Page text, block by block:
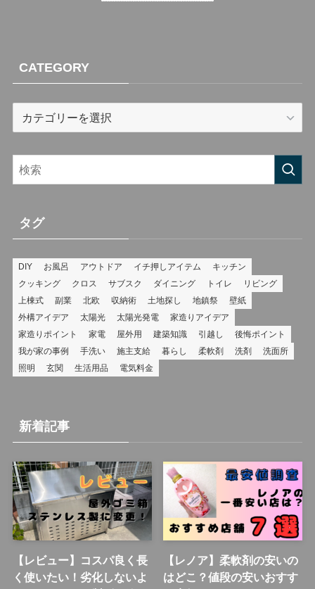
CATEGORY
CATEGORY
タグ
DIY お風呂 アウトドア イチ押しアイテム
キッチン
クッキング
クロス サブスク ダイニング トイレ
リビング
上棟式
副業 北欧 収納術 土地探し 地鎮祭
壁紙
外構アイデア
太陽光 太陽光発電
家造りアイデア
家造りポイント
家電 屋外用 建築知識 引越し
後悔ポイント
我が家の事例
手洗い 施主支給 暮らし 柔軟剤 洗剤
洗面所
照明
玄関 生活用品 電気料金
新着記事
【レビュー】コスパ良く長
く使いたい！劣化しないよ
【レノア】柔軟剤の安いの
はどこ？値段の安いおすす